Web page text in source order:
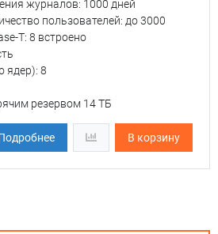
журналов: 1000 дней
пользователей: до 3000
T: 8 встроено
ядер): 8
резервом 14 ТБ
В корзину